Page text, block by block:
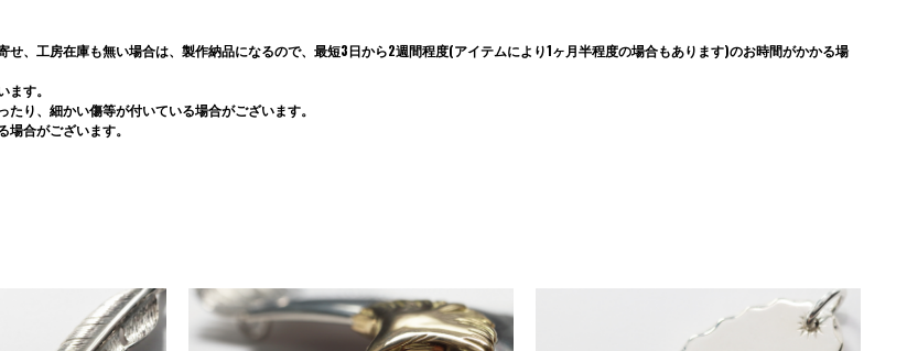
、工房在庫も無い場合は、製作納品になるので、最短3日から2週間程度(アイテムにより1ヶ月半程度の場合もあります)のお時間がかかる場
す。
り、細かい傷等が付いている場合がございます。
合がございます。